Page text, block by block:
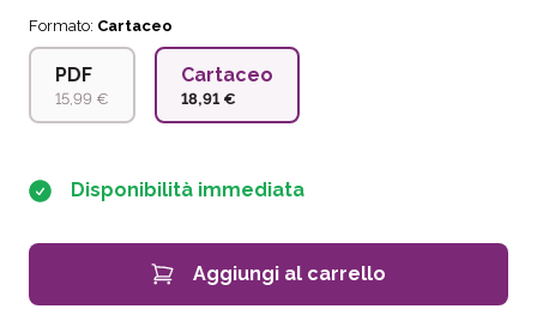
Formato: Cartaceo
PDF
15,99 €
Cartaceo
18,91 €
Disponibilità immediata
Aggiungi al carrello